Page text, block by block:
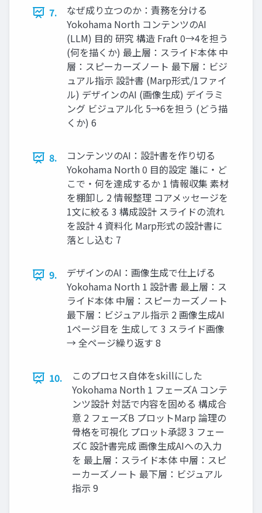
7.
なぜ成り立つのか：責務を分ける
Yokohama North コンテンツのAI
(LLM) 目的 研究 構造 Fraft 0→4を担う
(何を描くか) 最上層：スライド本体 中
層：スピーカーズノート 最下層：ビジ
ュアル指示 設計書 (Marp形式/1ファイ
ル) デザインのAI (画像生成) デイラミ
ング ビジュアル化 5→6を担う (どう描
くか) 6
8.
コンテンツのAI：設計書を作り切る
Yokohama North 0 目的設定 誰に・ど
こで・何を達成するか 1 情報収集 素材
を棚卸し 2 情報整理 コアメッセージを
1文に絞る 3 構成設計 スライドの流れ
を設計 4 資料化 Marp形式の設計書に
落とし込む 7
9.
デザインのAI：画像生成で仕上げる
Yokohama North 1 設計書 最上層：ス
ライド本体 中層：スピーカーズノート
最下層：ビジュアル指示 2 画像生成AI
1ページ目を 生成して 3 スライド画像
→ 全ページ繰り返す 8
10.
このプロセス自体をskillにした
Yokohama North 1 フェーズA コンテ
ンツ設計 対話で内容を固める 構成合
意 2 フェーズB プロットMarp 論理の
骨格を可視化 プロット承認 3 フェー
ズC 設計書完成 画像生成AIへの入力
を 最上層：スライド本体 中層：スピ
ーカーズノート 最下層：ビジュアル
指示 9